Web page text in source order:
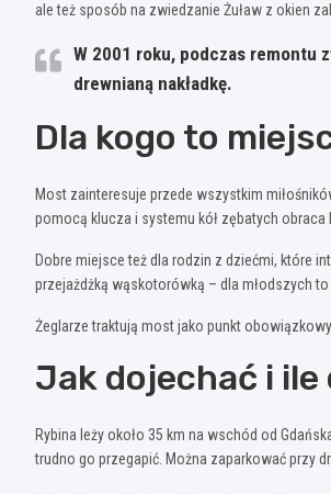
ale też sposób na zwiedzanie Żuław z okien
W 2001 roku, podczas remontu
drewnianą nakładkę.
Dla kogo to
Most zainteresuje przede wszystkim
pomocą klucza i systemu kół zębatych
Dobre miejsce też dla rodzin z dziećmi, które
przejażdżką wąskotorówką – dla młodszych
Żeglarze traktują most jako punkt
Jak dojechać i
Rybina leży około 35 km na wschód od
trudno go przegapić. Można zaparkować przy